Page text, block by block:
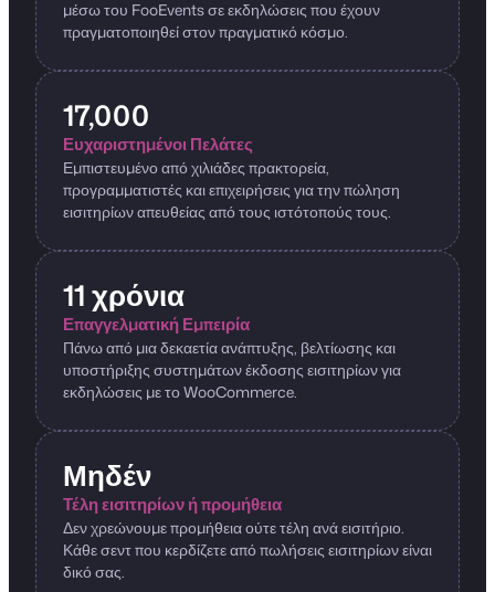
μέσω του FooEvents σε εκδηλώσεις που έχουν
πραγματοποιηθεί στον πραγματικό κόσμο.
17,000
Ευχαριστημένοι Πελάτες
Εμπιστευμένο από χιλιάδες πρακτορεία,
προγραμματιστές και επιχειρήσεις για την πώληση
εισιτηρίων απευθείας από τους ιστότοπούς τους.
11 χρόνια
Επαγγελματική Εμπειρία
Πάνω από μια δεκαετία ανάπτυξης, βελτίωσης και
υποστήριξης συστημάτων έκδοσης εισιτηρίων για
εκδηλώσεις με το WooCommerce.
Μηδέν
Τέλη εισιτηρίων ή προμήθεια
Δεν χρεώνουμε προμήθεια ούτε τέλη ανά εισιτήριο.
Κάθε σεντ που κερδίζετε από πωλήσεις εισιτηρίων είναι
δικό σας.